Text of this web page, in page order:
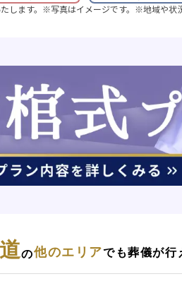
ます。※写真はイメージです。※地域や状
の他のエリアでも葬儀が行